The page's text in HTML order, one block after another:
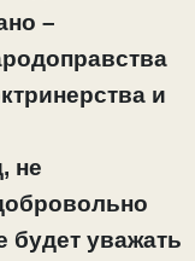
–
и
не
будет уважать